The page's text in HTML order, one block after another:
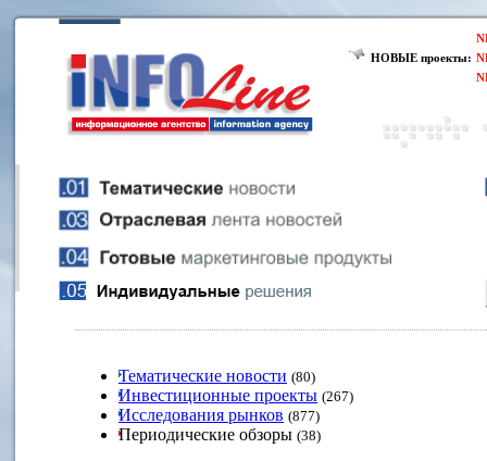
НОВЫЕ проекты:
Тематические новости (80)
Инвестиционные проекты (267)
Исследования рынков (877)
Периодические обзоры (38)